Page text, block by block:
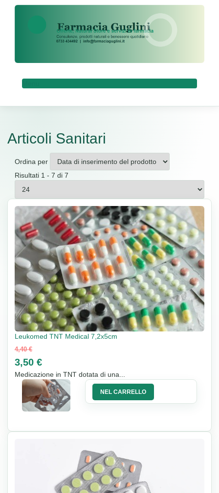
Articoli Sanitari
Ordina per
Risultati 1 - 7 di 7
Leukomed TNT Medical 7,2x5cm
4,40 €
3,50 €
Medicazione in TNT dotata di una...
NEL CARRELLO